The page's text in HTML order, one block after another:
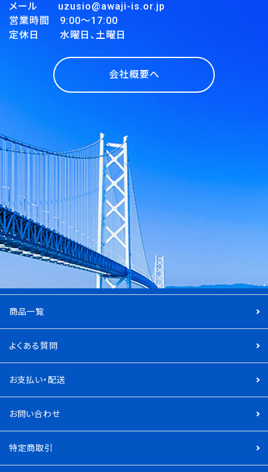
メール uzusio@awaji-is.or.jp
営業時間 9:00～17:00
定休日 水曜日、土曜日
会社概要へ
商品一覧
よくある質問
お支払い・配送
お問い合わせ
特定商取引